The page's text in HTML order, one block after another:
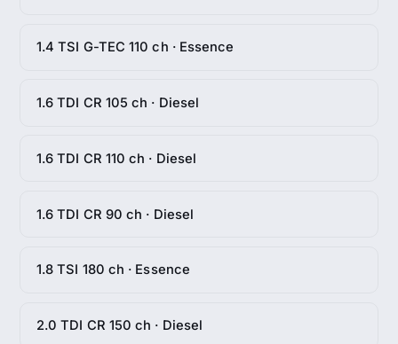
1.4 TSI G-TEC 110 ch · Essence
1.6 TDI CR 105 ch · Diesel
1.6 TDI CR 110 ch · Diesel
1.6 TDI CR 90 ch · Diesel
1.8 TSI 180 ch · Essence
2.0 TDI CR 150 ch · Diesel